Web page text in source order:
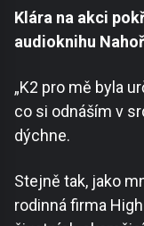
Klára na akci
audioknihu
„K2 pro mě byla
co si odnáším v
dýchne.
Stejně tak, jako
rodinná firma